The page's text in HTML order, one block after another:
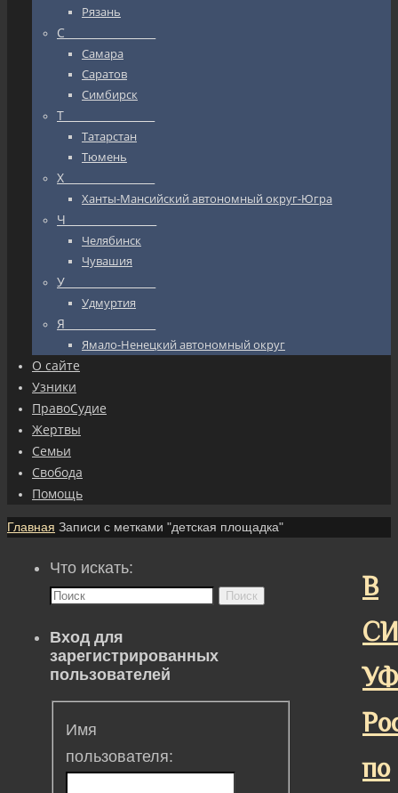
Рязань
С_________________
Самара
Саратов
Симбирск
Т_________________
Татарстан
Тюмень
Х_________________
Ханты-Мансийский автономный округ-Югра
Ч_________________
Челябинск
Чувашия
У_________________
Удмуртия
Я_________________
Ямало-Ненецкий автономный округ
О сайте
Узники
ПравоСудие
Жертвы
Семьи
Свобода
Помощь
Главная Записи с метками "детская площадка"
В
по
Что искать:
Поиск
Вход для
зарегистрированных
пользователей
Имя
пользователя: